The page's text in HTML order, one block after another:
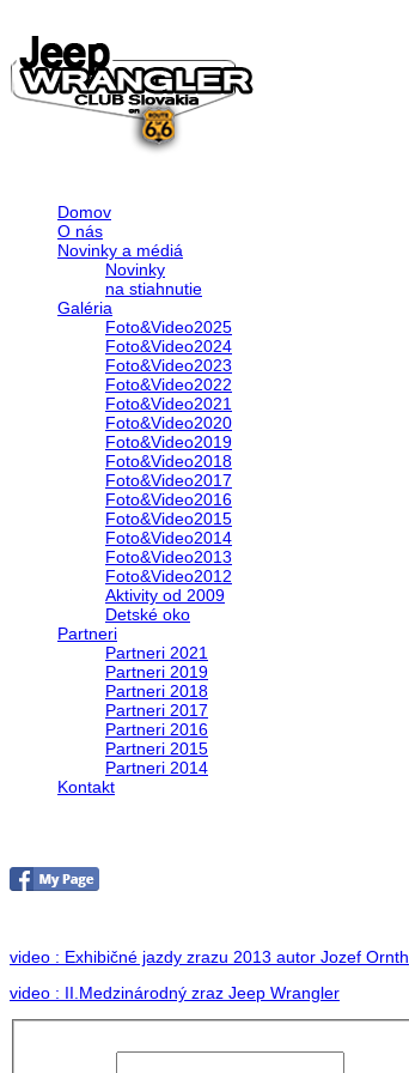
Domov
O nás
Novinky a médiá
Novinky
na stiahnutie
Galéria
Foto&Video2025
Foto&Video2024
Foto&Video2023
Foto&Video2022
Foto&Video2021
Foto&Video2020
Foto&Video2019
Foto&Video2018
Foto&Video2017
Foto&Video2016
Foto&Video2015
Foto&Video2014
Foto&Video2013
Foto&Video2012
Aktivity od 2009
Detské oko
Partneri
Partneri 2021
Partneri 2019
Partneri 2018
Partneri 2017
Partneri 2016
Partneri 2015
Partneri 2014
Kontakt
video : Exhibičné jazdy zrazu 2013 autor Jozef Ornth
video : II.Medzinárodný zraz Jeep Wrangler
Používateľské